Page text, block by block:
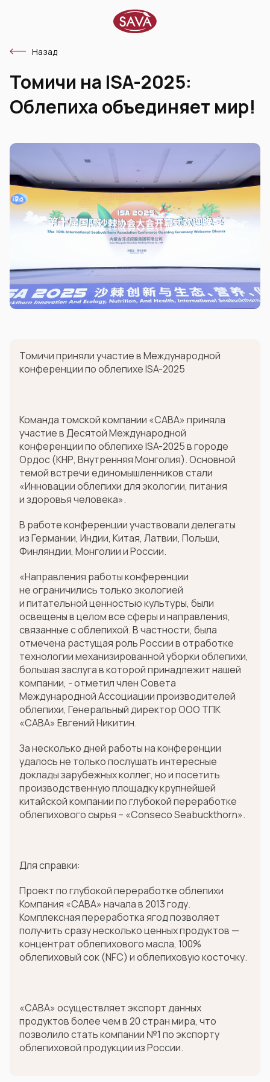
Назад
Томичи на ISA-2025:
Облепиха объединяет мир!
Томичи приняли участие в Международной
конференции по облепихе ISA-2025
Команда томской компании «САВА» приняла
участие в Десятой Международной
конференции по облепихе ISA-2025 в городе
Ордос (КНР, Внутренняя Монголия). Основной
темой встречи единомышленников стали
«Инновации облепихи для экологии, питания
и здоровья человека».
В работе конференции участвовали делегаты
из Германии, Индии, Китая, Латвии, Польши,
Финляндии, Монголии и России.
«Направления работы конференции
не ограничились только экологией
и питательной ценностью культуры, были
освещены в целом все сферы и направления,
связанные с облепихой. В частности, была
отмечена растущая роль России в отработке
технологии механизированной уборки облепихи,
большая заслуга в которой принадлежит нашей
компании, - отметил член Совета
Международной Ассоциации производителей
облепихи, Генеральный директор ООО ТПК
«САВА» Евгений Никитин.
За несколько дней работы на конференции
удалось не только послушать интересные
доклады зарубежных коллег, но и посетить
производственную площадку крупнейшей
китайской компании по глубокой переработке
облепихового сырья – «Conseco Seabuckthorn».
Для справки:
Проект по глубокой переработке облепихи
Компания «САВА» начала в 2013 году.
Комплексная переработка ягод позволяет
получить сразу несколько ценных продуктов —
концентрат облепихового масла, 100%
облепиховый сок (NFC) и облепиховую косточку.
«САВА» осуществляет экспорт данных
продуктов более чем в 20 стран мира, что
позволило стать компании №1 по экспорту
облепиховой продукции из России.